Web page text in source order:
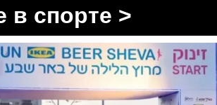
в спорте >